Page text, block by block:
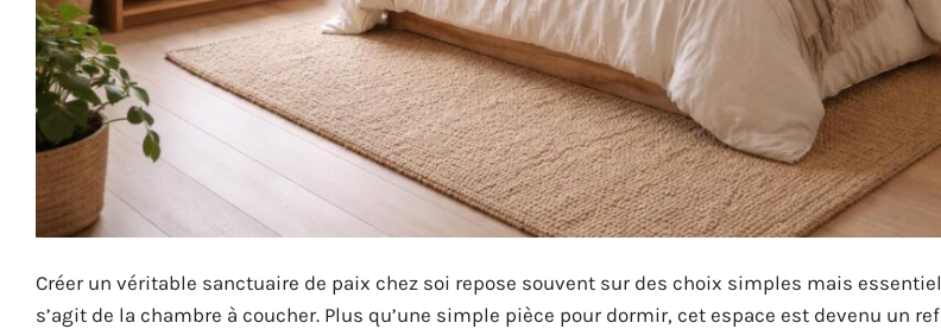
Créer un véritable sanctuaire de paix chez soi repose souvent sur des choix simples mais
s’agit de la chambre à coucher. Plus qu’une simple pièce pour dormir, cet espace est devenu un